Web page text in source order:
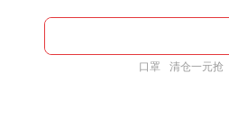
口罩 清仓一元抢